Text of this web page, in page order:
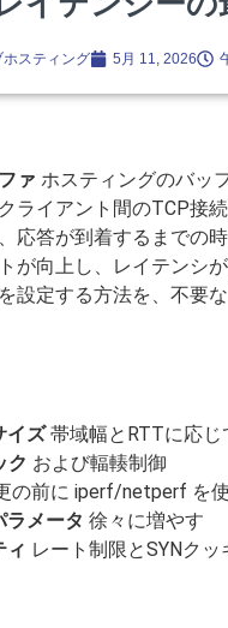
ホスティング 5月 11, 2026
ァ ホスティングのバッ
ライアント間のTCP接
応答が到着するまでの
が向上し、レイテンシ
設定する方法を、不要な
イズ帯域幅とRTTに応じ
ク および輻輳制御
の前に iperf/netperf を使
ラメータ 徐々に増やす
ィ レート制限とSYNクッ